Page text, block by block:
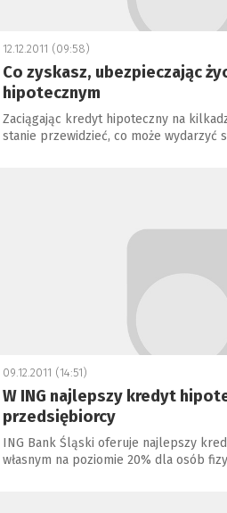
12.12.2011 (09:58)
Co zyskasz, ubezpieczając
hipotecznym
Zaciągając kredyt hipoteczny na
stanie przewidzieć, co może wydarzyć
09.12.2011 (14:51)
W ING najlepszy kredyt
przedsiębiorcy
ING Bank Śląski oferuje najlepszy
własnym na poziomie 20% dla osób